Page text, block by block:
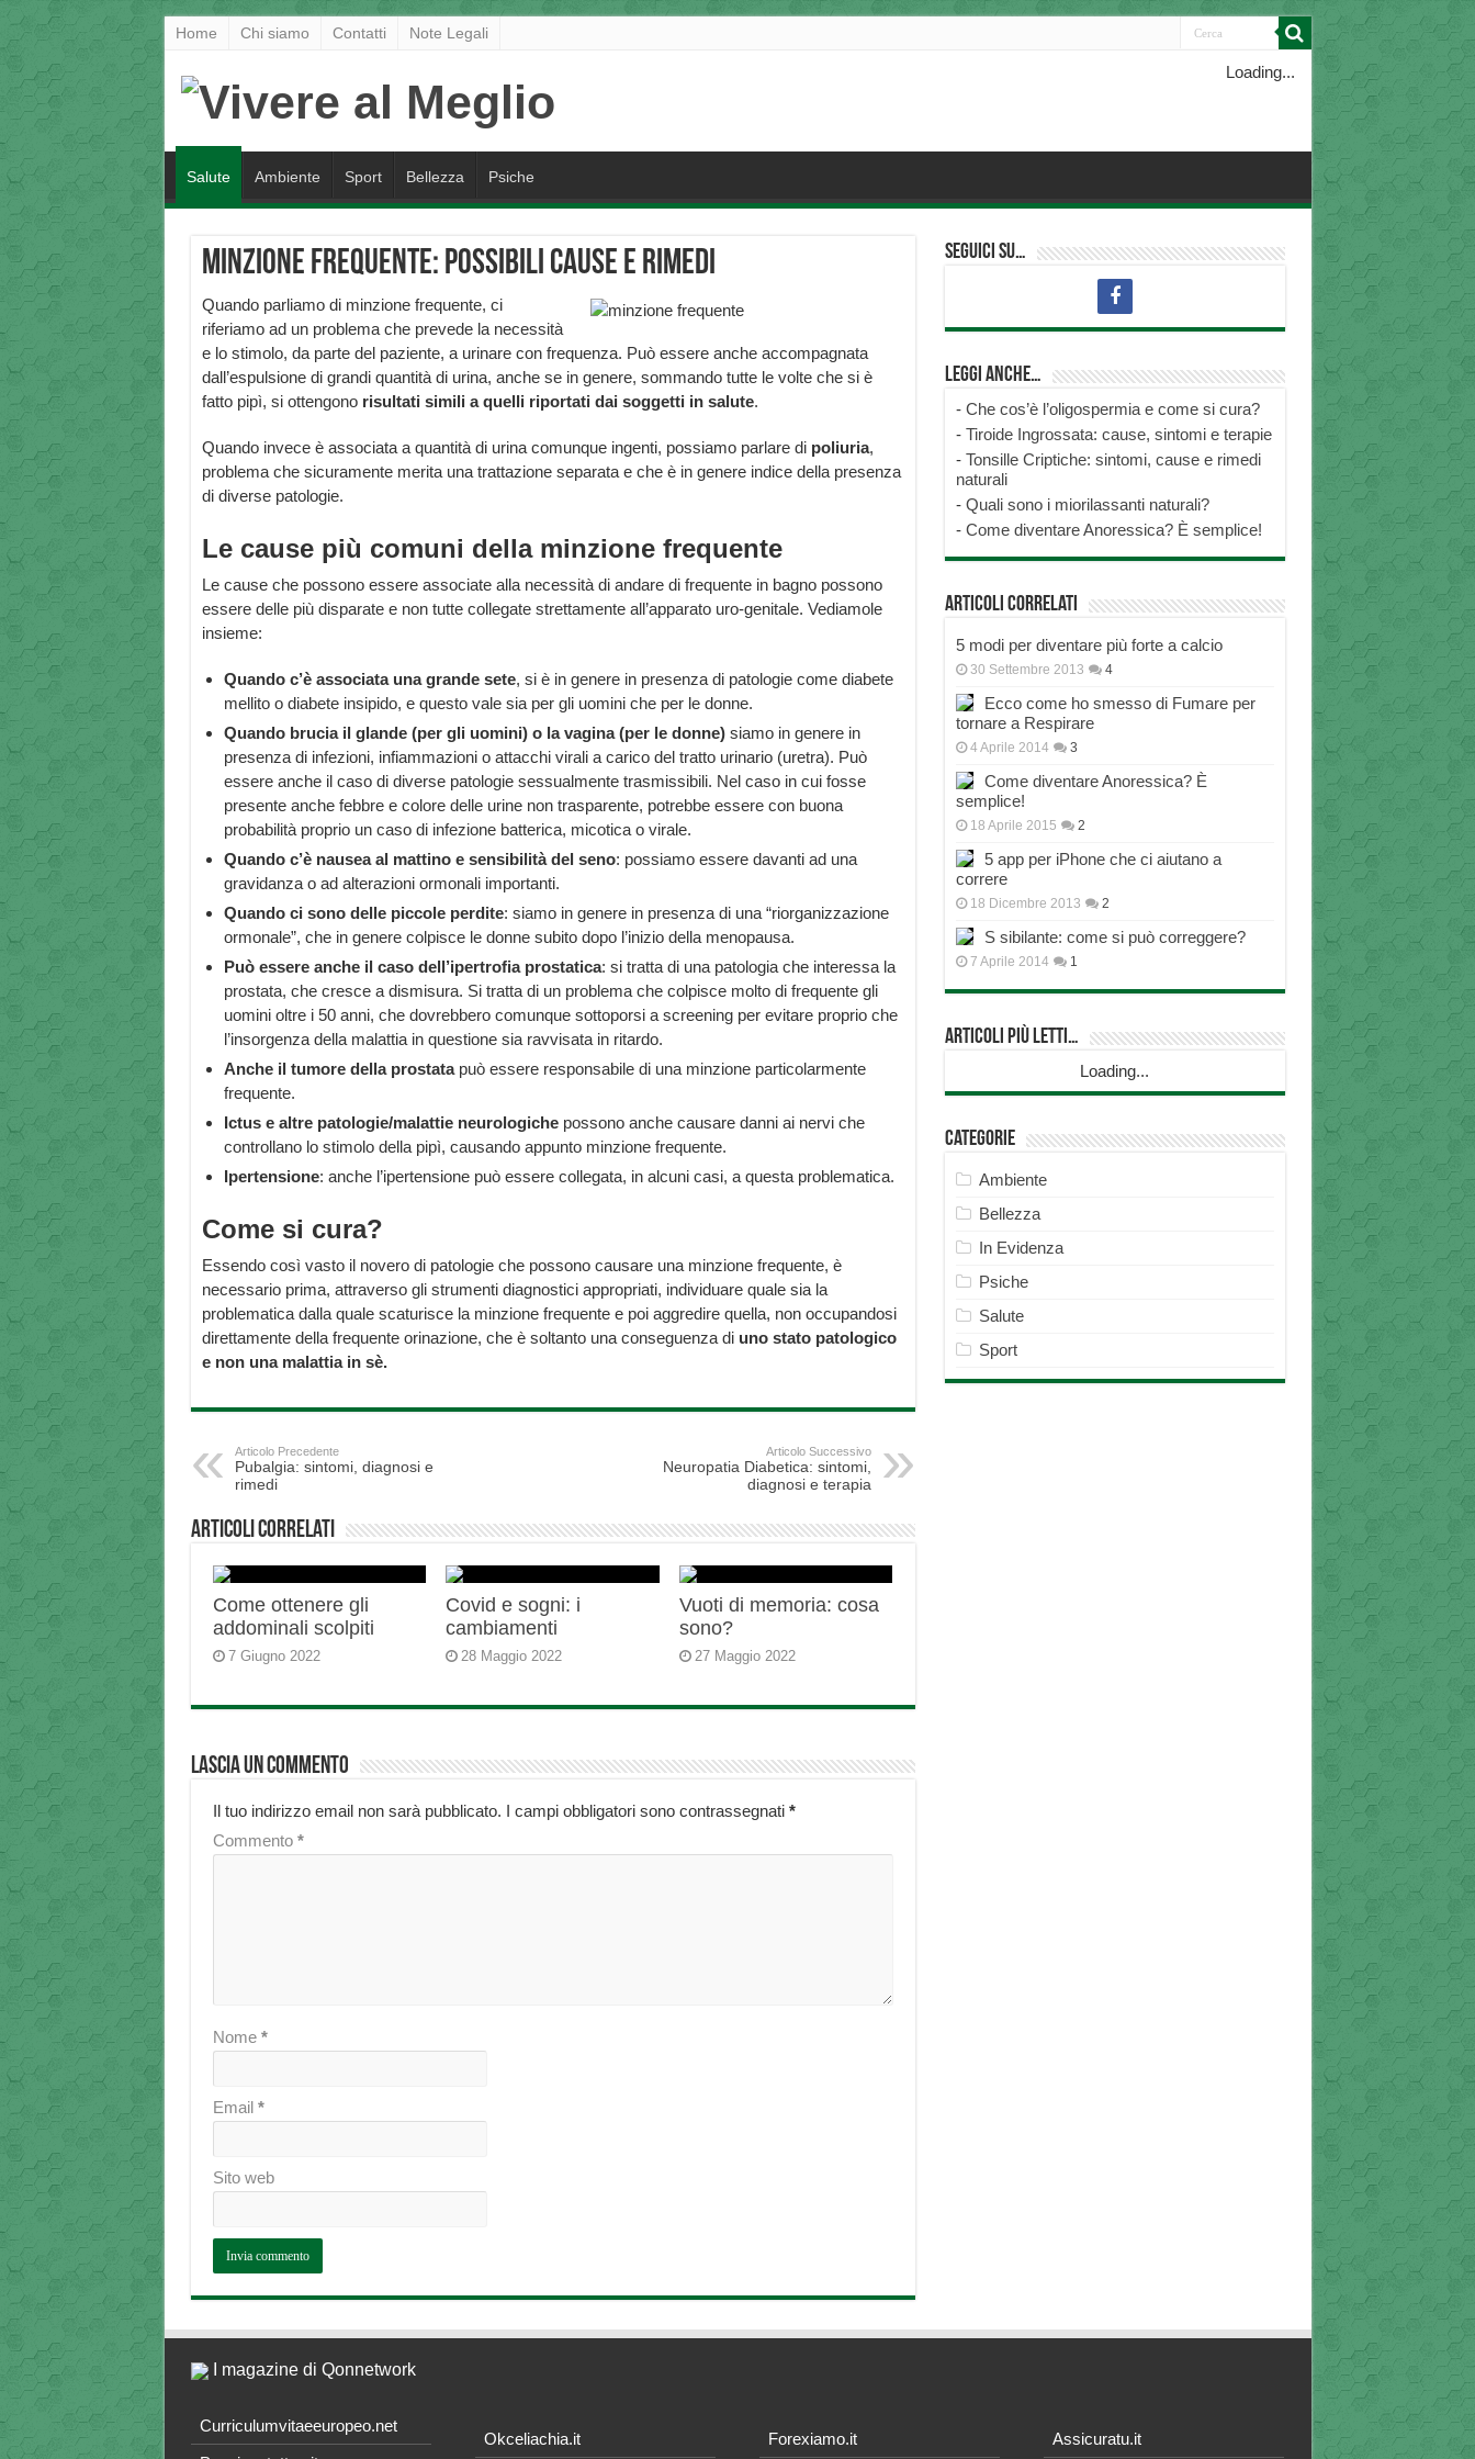
Home Chi siamo Contatti Note Legali
Loading...
Salute Ambiente Sport Bellezza Psiche
Minzione Frequente: possibili cause e rimedi
Quando parliamo di minzione frequente, ci
riferiamo ad un problema che prevede la necessità
e lo stimolo, da parte del paziente, a urinare con frequenza. Può essere anche accompagnata
dall’espulsione di grandi quantità di urina, anche se in genere, sommando tutte le volte che si è
fatto pipì, si ottengono risultati simili a quelli riportati dai soggetti in salute.
Quando invece è associata a quantità di urina comunque ingenti, possiamo parlare di poliuria,
problema che sicuramente merita una trattazione separata e che è in genere indice della presenza
di diverse patologie.
Le cause più comuni della minzione frequente
Le cause che possono essere associate alla necessità di andare di frequente in bagno possono
essere delle più disparate e non tutte collegate strettamente all’apparato uro-genitale. Vediamole
insieme:
Quando c’è associata una grande sete, si è in genere in presenza di patologie come diabete
mellito o diabete insipido, e questo vale sia per gli uomini che per le donne.
Quando brucia il glande (per gli uomini) o la vagina (per le donne)siamo in genere in
presenza di infezioni, infiammazioni o attacchi virali a carico del tratto urinario (uretra). Può
essere anche il caso di diverse patologie sessualmente trasmissibili. Nel caso in cui fosse
presente anche febbre e colore delle urine non trasparente, potrebbe essere con buona
probabilità proprio un caso di infezione batterica, micotica o virale.
Quando c’è nausea al mattino e sensibilità del seno: possiamo essere davanti ad una
gravidanza o ad alterazioni ormonali importanti.
Quando ci sono delle piccole perdite: siamo in genere in presenza di una “riorganizzazione
ormonale”, che in genere colpisce le donne subito dopo l’inizio della menopausa.
Può essere anche il caso dell’ipertrofia prostatica: si tratta di una patologia che interessa la
prostata, che cresce a dismisura. Si tratta di un problema che colpisce molto di frequente gli
uomini oltre i 50 anni, che dovrebbero comunque sottoporsi a screening per evitare proprio che
l’insorgenza della malattia in questione sia ravvisata in ritardo.
Anche il tumore della prostatapuò essere responsabile di una minzione particolarmente
frequente.
Ictus e altre patologie/malattie neurologichepossono anche causare danni ai nervi che
controllano lo stimolo della pipì, causando appunto minzione frequente.
Ipertensione: anche l’ipertensione può essere collegata, in alcuni casi, a questa problematica.
Come si cura?
Essendo così vasto il novero di patologie che possono causare una minzione frequente, è
necessario prima, attraverso gli strumenti diagnostici appropriati, individuare quale sia la
problematica dalla quale scaturisce la minzione frequente e poi aggredire quella, non occupandosi
direttamente della frequente orinazione, che è soltanto una conseguenza di uno stato patologico
e non una malattia in sè.
Articolo Precedente
Pubalgia: sintomi, diagnosi e
rimedi
Articolo Successivo
Neuropatia Diabetica: sintomi,
diagnosi e terapia
Articoli correlati
Come ottenere gli
addominali scolpiti
7 Giugno 2022
Covid e sogni: i
cambiamenti
28 Maggio 2022
Vuoti di memoria: cosa
sono?
27 Maggio 2022
Lascia un commento
Il tuo indirizzo email non sarà pubblicato. I campi obbligatori sono contrassegnati *
Commento *
Nome *
Email *
Sito web
Seguici su…
Leggi anche…
- Che cos’è l’oligospermia e come si cura?
- Tiroide Ingrossata: cause, sintomi e terapie
- Tonsille Criptiche: sintomi, cause e rimedi
naturali
- Quali sono i miorilassanti naturali?
- Come diventare Anoressica? È semplice!
Articoli correlati
5 modi per diventare più forte a calcio
30 Settembre 2013 4
Ecco come ho smesso di Fumare per
tornare a Respirare
4 Aprile 2014 3
Come diventare Anoressica? È
semplice!
18 Aprile 2015 2
5 app per iPhone che ci aiutano a
correre
18 Dicembre 2013 2
S sibilante: come si può correggere?
7 Aprile 2014 1
Articoli più Letti…
Loading...
Categorie
Ambiente
Bellezza
In Evidenza
Psiche
Salute
Sport
I magazine di Qonnetwork
Curriculumvitaeeuropeo.net
Okceliachia.it Forexiamo.it Assicuratu.it